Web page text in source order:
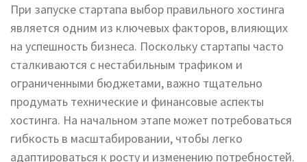
При запуске стартапа выбор правильного хостинга
является одним из ключевых факторов, влияющих
на успешность бизнеса. Поскольку стартапы часто
сталкиваются с нестабильным трафиком и
ограниченными бюджетами, важно тщательно
продумать технические и финансовые аспекты
хостинга. На начальном этапе может потребоваться
гибкость в масштабировании, чтобы легко
адаптироваться к росту и изменению потребностей.